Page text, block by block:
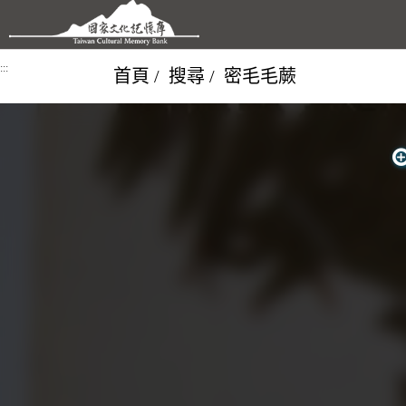
跳到主要內容區塊
::: 首頁 搜尋 密毛毛蕨